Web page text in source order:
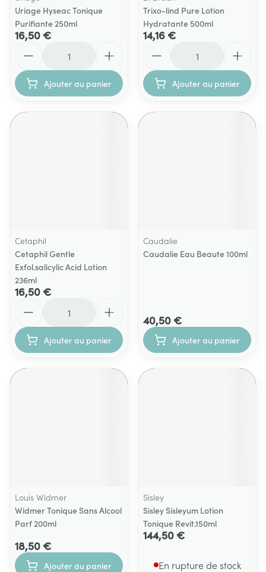
Uriage Hyseac Tonique
Purifiante 250ml
16,50 €
Ajouter au panier
Trixo-lind Pure Lotion
Hydratante 500ml
14,16 €
Ajouter au panier
Cetaphil
Cetaphil Gentle
Exfol.salicylic Acid Lotion
236ml
16,50 €
Ajouter au panier
Caudalie
Caudalie Eau Beaute 100ml
40,50 €
Ajouter au panier
Louis Widmer
Widmer Tonique Sans Alcool
Parf 200ml
18,50 €
Ajouter au panier
Sisley
Sisley Sisleyum Lotion
Tonique Revit.150ml
144,50 €
En rupture de stock